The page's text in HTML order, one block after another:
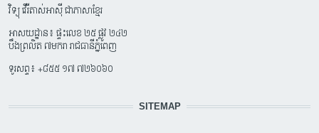
វិទ្យុ វើរីតាស់អាស៊ី ជាភាសាខ្មែរ
អាសយដ្ឋាន៖ ផ្ទះលេខ ២៥ ផ្លូវ ២៤២
បឹងព្រលិត ៧មករា រាជធានីភ្នំពេញ
ទូរសព្ទ៖ +៨៥៥ ១៧ ៧២៦០៦០
SITEMAP